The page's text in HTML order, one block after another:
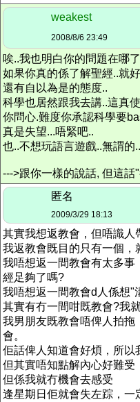
weakest
2008/8/6 23:49
唉..我也明白你的問題在哪
如果你真的係了解聖經..就
還有自以為是的態度..
科學也居然跟我去講..這真
你問心.難度你承認科學要
真是失望...唔緊吧..
也..不想玩語言遊戲..無謂的
--->跟你一樣的說話, 但這話
匿名
2009/3/29 18:13
其實我想返教會，但唔識人
我返教會既目的只有一個，
我唔想返一間教會有太多事
經足夠了嗎?
我唔想返一間教會d人係想"
其實有冇一間咁既教會?我
我男朋友既教會唔俾人拍拖
會。
佢話俾人知道會好煩，所以
但其實唔知點解內心好難受
但係我就冇機會去感受
逢星期日佢就會失左踪，一